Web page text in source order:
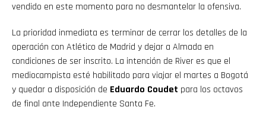
vendido en este momento para no desmantelar la ofensiva.
La prioridad inmediata es terminar de cerrar los detalles de la
operación con Atlético de Madrid y dejar a Almada en
condiciones de ser inscrito. La intención de River es que el
mediocampista esté habilitado para viajar el martes a Bogotá
y quedar a disposición de Eduardo Coudet para los octavos
de final ante Independiente Santa Fe.